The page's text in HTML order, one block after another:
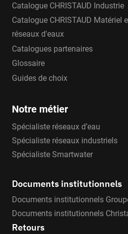
Catalogue CHRISTAUD Industrie
Catalogue CHRISTAUD Matériel
réseaux d'eaux
Catalogues partenaires
Glossaire
Guides de choix
Notre métier
Spécialiste réseaux d’eau
Spécialiste réseaux industriels
Spécialiste Smartwater
Documents institutionnels
Documents institutionnels
Documents institutionnels
Retours